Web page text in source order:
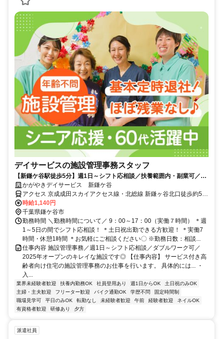
デイサービスの施設管理事務スタッフ
【新鎌ケ谷駅徒歩5分】週1日～シフト応相談／扶養範囲内・副業可／サ
ービス付高齢者向け住宅の施設管理事務スタッフ★PC作業や備品運搬作
業等もあり！
かがやきデイサービス 新鎌ケ谷
アクセス 京成成田スカイアクセス線・北総線 新鎌ヶ谷北口徒歩約5
分、京成松戸線 新鎌ヶ谷北口徒歩約5分、東武野田線〔アーバンパー
クライン〕 新鎌ヶ谷北口(東武)徒歩約6分
時給1,140円
千葉県鎌ケ谷市
勤務時間 ＼勤務時間について／ 9：00～17：00（実働７時間） ＊週
1～5日の間でシフト応相談！ ＊土日祝出勤できる方歓迎！ ＊実働7
時間・休憩1時間 ＊お気軽にご相談ください〇 ※勤務日数：相談...
仕事内容 施設管理事務／週1日～シフト応相談／ダブルワーク可／
2025年オープンのキレイな施設です◎ 【仕事内容】 サービス付き高
齢者向け住宅の施設管理事務のお仕事を行います。 具体的には... ・
入...
業界未経験者歓迎 扶養内勤務OK 社員登用あり 週1日からOK
土日祝のみOK
主婦・主夫歓迎
フリーター歓迎 バイク通勤OK 学歴不問
固定時間制
職場見学可
平日のみOK 転勤なし 未経験者歓迎 午前 経験者歓迎
ネイルOK
有資格者歓迎
研修あり 夕方
派遣社員